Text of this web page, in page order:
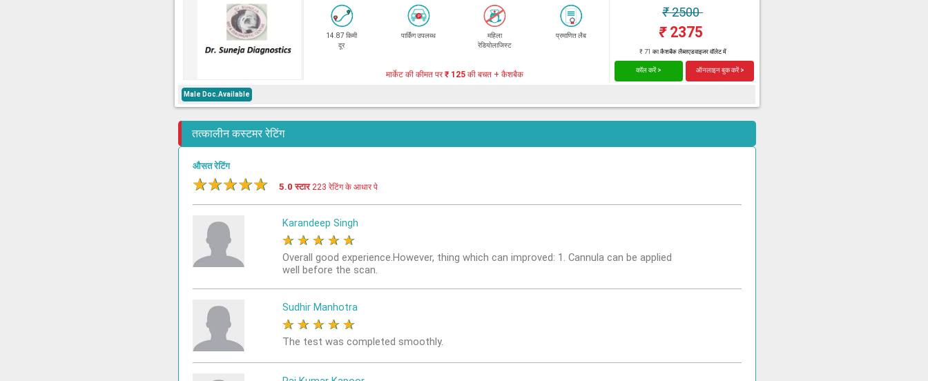
14.87 किमी
दूर
पार्किंग उपलब्ध
महिला
रेडियोलाजिस्ट
प्रमाणित लैब
₹2500
₹2375
₹ 71 का कैशबैक लैब्सएडवाइजर वॉलेट में
मार्केट की कीमत पर₹ 125 की बचत + कैशबैक कॉल करें > ऑनलाइन बुक करें >
Male Doc.Available
तत्कालीन कस्टमर रेटिंग
औसत रेटिंग
★★★★★ 5.0 स्टार223 रेटिंग के आधार पे
Karandeep Singh
★ ★ ★ ★ ★
Overall good experience.However, thing which can improved: 1. Cannula can be applied
well before the scan.
Sudhir Manhotra
★ ★ ★ ★ ★
The test was completed smoothly.